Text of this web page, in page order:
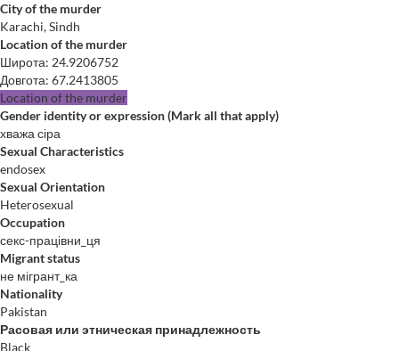
City of the murder
Karachi, Sindh
Location of the murder
Широта: 24.9206752
Довгота: 67.2413805
Location of the murder
Gender identity or expression (Mark all that apply)
хважа сіра
Sexual Characteristics
endosex
Sexual Orientation
Heterosexual
Occupation
секс-працівни_ця
Migrant status
не мігрант_ка
Nationality
Pakistan
Расовая или этническая принадлежность
Black